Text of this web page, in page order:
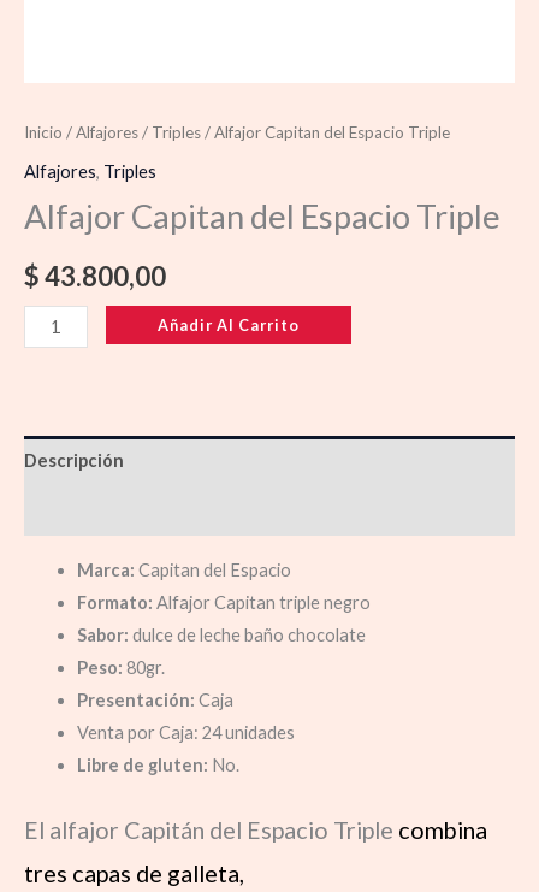
Inicio /Alfajores/ Triples/ Alfajor Capitan del Espacio Triple
Alfajores, Triples
Alfajor Capitan del Espacio Triple
$43.800,00
Añadir Al Carrito
Descripción
Marca: Capitan del Espacio
Formato: Alfajor Capitan triple negro
Sabor: dulce de leche baño chocolate
Peso: 80gr.
Presentación: Caja
Venta por Caja: 24 unidades
Libre de gluten: No.
El alfajor Capitán del Espacio Triple combina
tres capas de galleta,